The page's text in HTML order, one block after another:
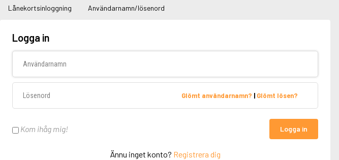
Lånekortsinloggning Användarnamn/lösenord
Logga in
Glömt användarnamn? | Glömt lösen?
Kom ihåg mig! Logga in
Ännu inget konto? Registrera dig